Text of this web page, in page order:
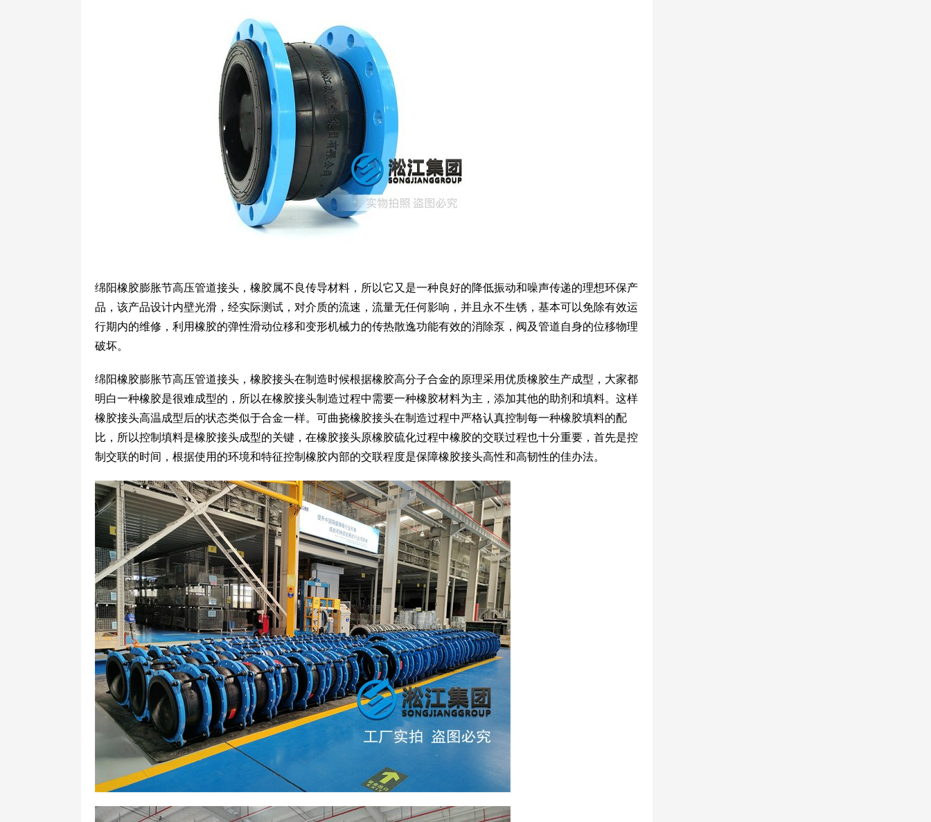
绵阳橡胶膨胀节高压管道接头，橡胶属不良传导材料，所以它又是一种良好的降低振动和噪声传递的理想环保产
品，该产品设计内壁光滑，经实际测试，对介质的流速，流量无任何影响，并且永不生锈，基本可以免除有效运
行期内的维修，利用橡胶的弹性滑动位移和变形机械力的传热散逸功能有效的消除泵，阀及管道自身的位移物理
破坏。
绵阳橡胶膨胀节高压管道接头，橡胶接头在制造时候根据橡胶高分子合金的原理采用优质橡胶生产成型，大家都
明白一种橡胶是很难成型的，所以在橡胶接头制造过程中需要一种橡胶材料为主，添加其他的助剂和填料。这样
橡胶接头高温成型后的状态类似于合金一样。可曲挠橡胶接头在制造过程中严格认真控制每一种橡胶填料的配
比，所以控制填料是橡胶接头成型的关键，在橡胶接头原橡胶硫化过程中橡胶的交联过程也十分重要，首先是控
制交联的时间，根据使用的环境和特征控制橡胶内部的交联程度是保障橡胶接头高性和高韧性的佳办法。